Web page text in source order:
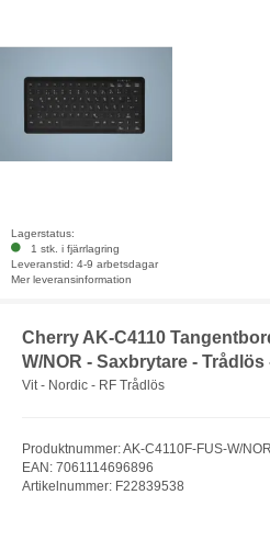
Lagerstatus:
1 stk. i fjärrlagring
Leveranstid: 4-9 arbetsdagar
Mer leveransinformation
Cherry AK-C4110
W/NOR - Saxbrytare - Trådlös
Vit - Nordic - RF Trådlös
Produktnummer: AK-C4110F-FUS-W/NOR
EAN: 7061114696896
Artikelnummer: F22839538